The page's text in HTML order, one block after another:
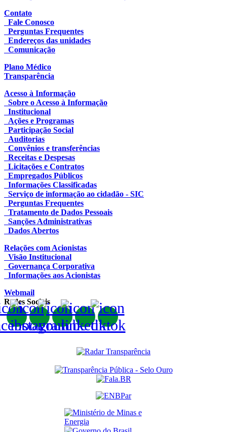
Contato
Fale Conosco
Perguntas Frequentes
Endereços das unidades
Comunicação
Plano Médico
Transparência
Acesso à Informação
Sobre o Acesso à Informação
Institucional
Ações e Programas
Participação Social
Auditorias
Convênios e transferências
Receitas e Despesas
Licitações e Contratos
Empregados Públicos
Informações Classificadas
Serviço de informação ao cidadão - SIC
Perguntas Frequentes
Tratamento de Dados Pessoais
Sanções Administrativas
Dados Abertos
Relações com Acionistas
Visão Institucional
Governança Corporativa
Informações aos Acionistas
Webmail
Redes Sociais